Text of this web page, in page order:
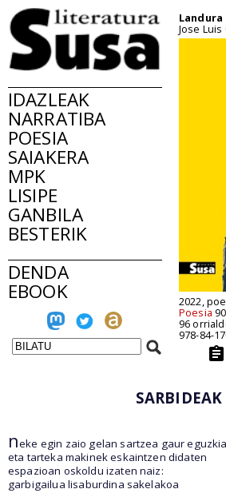
IDAZLEAK
NARRATIBA
POESIA
SAIAKERA
MPK
LISIPE
GANBILA
BESTERIK
DENDA
EBOOK
Landura
Jose
2022,
Poesia 90
96
978-84-
SARBIDEAK
neke egin zaio gelan sartzea gaur
eta tarteka makinek eskaintzen didaten
espazioan oskoldu izaten naiz:
garbigailua lisaburdina sakelakoa